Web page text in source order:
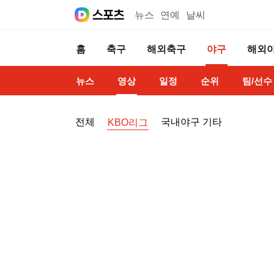
뉴스 연예 날씨
홈 축구 해외축구 야구 해외
뉴스 영상 일정 순위 팀/선수
전체 KBO리그 국내야구 기타